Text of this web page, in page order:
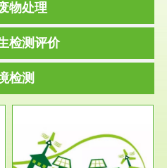
物处理
检测评价
检测